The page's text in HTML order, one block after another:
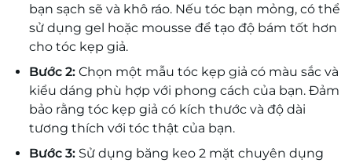
bạn sạch sẽ và khô ráo. Nếu tóc bạn mỏng, có thể
sử dụng gel hoặc mousse để tạo độ bám tốt hơn
cho tóc kẹp giả.
Bước 2: Chọn một mẫu tóc kẹp giả có màu sắc và
kiểu dáng phù hợp với phong cách của bạn. Đảm
bảo rằng tóc kẹp giả có kích thước và độ dài
tương thích với tóc thật của bạn.
Bước 3: Sử dụng băng keo 2 mặt chuyên dụng